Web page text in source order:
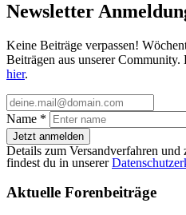
Newsletter
Keine Beiträge verpassen!
Beiträgen aus unserer
hier.
Name *
Jetzt anmelden
Details zum Versandverfahren
findest du in unserer
Aktuelle Forenbeiträge